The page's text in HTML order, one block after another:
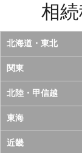
相
北海道・東北
北海道
青森県
岩手県
宮城県
関東
東京都
神奈川県
千葉県
北陸・甲信越
山梨県
長野県
東海
愛知県
近畿